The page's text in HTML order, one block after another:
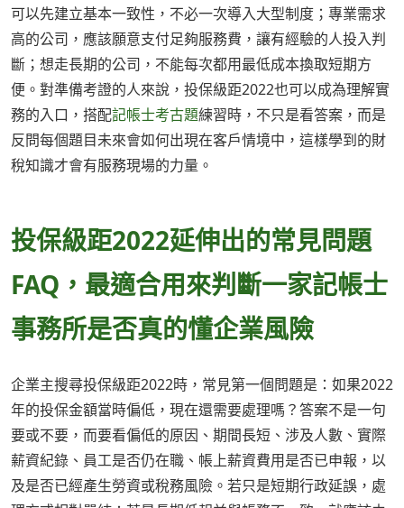
可以先建立基本一致性，不必一次導入大型制度；專業需求
高的公司，應該願意支付足夠服務費，讓有經驗的人投入判
斷；想走長期的公司，不能每次都用最低成本換取短期方
便。對準備考證的人來說，投保級距2022也可以成為理解實
務的入口，搭配記帳士考古題練習時，不只是看答案，而是
反問每個題目未來會如何出現在客戶情境中，這樣學到的財
稅知識才會有服務現場的力量。
投保級距2022延伸出的常見問題
FAQ，最適合用來判斷一家記帳士
事務所是否真的懂企業風險
企業主搜尋投保級距2022時，常見第一個問題是：如果2022
年的投保金額當時偏低，現在還需要處理嗎？答案不是一句
要或不要，而要看偏低的原因、期間長短、涉及人數、實際
薪資紀錄、員工是否仍在職、帳上薪資費用是否已申報，以
及是否已經產生勞資或稅務風險。若只是短期行政延誤，處